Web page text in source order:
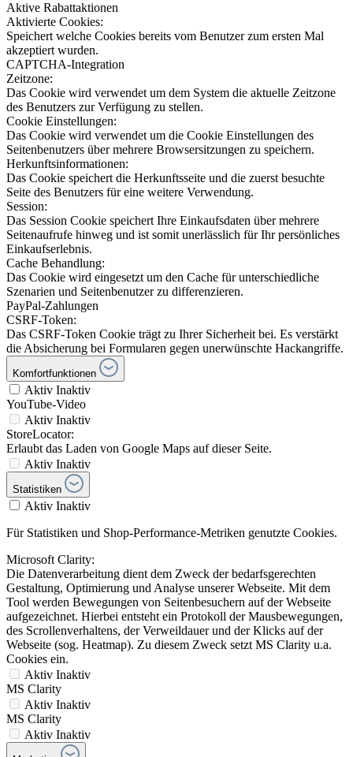
Aktive Rabattaktionen
Aktivierte Cookies:
Speichert welche Cookies bereits vom Benutzer zum ersten Mal
akzeptiert wurden.
CAPTCHA-Integration
Zeitzone:
Das Cookie wird verwendet um dem System die aktuelle Zeitzone
des Benutzers zur Verfügung zu stellen.
Cookie Einstellungen:
Das Cookie wird verwendet um die Cookie Einstellungen des
Seitenbenutzers über mehrere Browsersitzungen zu speichern.
Herkunftsinformationen:
Das Cookie speichert die Herkunftsseite und die zuerst besuchte
Seite des Benutzers für eine weitere Verwendung.
Session:
Das Session Cookie speichert Ihre Einkaufsdaten über mehrere
Seitenaufrufe hinweg und ist somit unerlässlich für Ihr persönliches
Einkaufserlebnis.
Cache Behandlung:
Das Cookie wird eingesetzt um den Cache für unterschiedliche
Szenarien und Seitenbenutzer zu differenzieren.
PayPal-Zahlungen
CSRF-Token:
Das CSRF-Token Cookie trägt zu Ihrer Sicherheit bei. Es verstärkt
die Absicherung bei Formularen gegen unerwünschte Hackangriffe.
Komfortfunktionen
Aktiv Inaktiv
YouTube-Video
Aktiv Inaktiv
StoreLocator:
Erlaubt das Laden von Google Maps auf dieser Seite.
Aktiv Inaktiv
Statistiken
Aktiv Inaktiv
Für Statistiken und Shop-Performance-Metriken genutzte Cookies.
Microsoft Clarity:
Die Datenverarbeitung dient dem Zweck der bedarfsgerechten
Gestaltung, Optimierung und Analyse unserer Webseite. Mit dem
Tool werden Bewegungen von Seitenbesuchern auf der Webseite
aufgezeichnet. Hierbei entsteht ein Protokoll der Mausbewegungen,
des Scrollenverhaltens, der Verweildauer und der Klicks auf der
Webseite (sog. Heatmap). Zu diesem Zweck setzt MS Clarity u.a.
Cookies ein.
Aktiv Inaktiv
MS Clarity
Aktiv Inaktiv
MS Clarity
Aktiv Inaktiv